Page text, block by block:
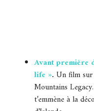
Avant première
life ». Un film sur
Mountains
t’emmène à la